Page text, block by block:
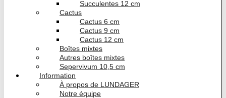
Succulentes 12 cm
Cactus
Cactus 6 cm
Cactus 9 cm
Cactus 12 cm
Boîtes mixtes
Autres boîtes mixtes
Sepervivum 10,5 cm
Information
À propos de LUNDAGER
Notre équipe